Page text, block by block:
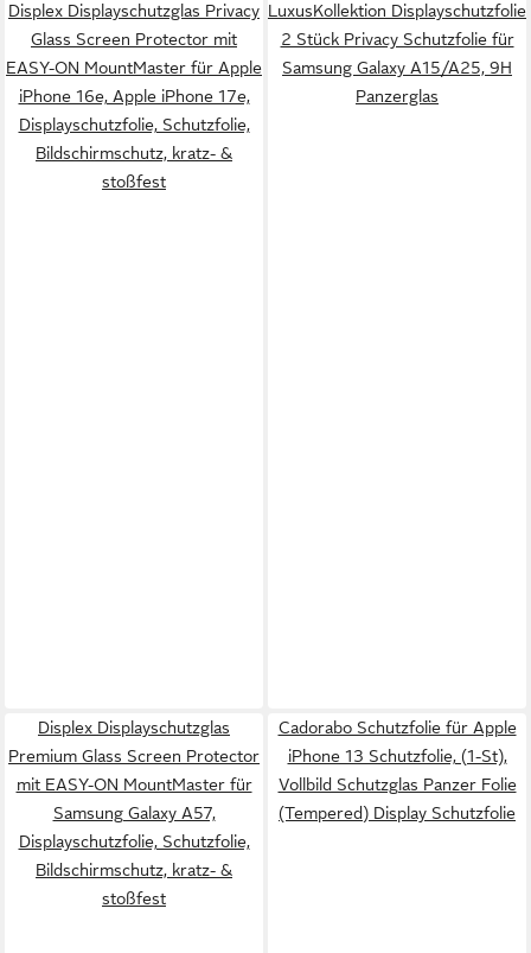
Displex Displayschutzglas Privacy
Glass Screen Protector mit
EASY-ON MountMaster für Apple
iPhone 16e, Apple iPhone 17e,
Displayschutzfolie, Schutzfolie,
Bildschirmschutz, kratz- &
stoßfest
LuxusKollektion Displayschutzfolie
2 Stück Privacy Schutzfolie für
Samsung Galaxy A15/A25, 9H
Panzerglas
Displex Displayschutzglas
Premium Glass Screen Protector
mit EASY-ON MountMaster für
Samsung Galaxy A57,
Displayschutzfolie, Schutzfolie,
Bildschirmschutz, kratz- &
stoßfest
Cadorabo Schutzfolie für Apple
iPhone 13 Schutzfolie, (1-St),
Vollbild Schutzglas Panzer Folie
(Tempered) Display Schutzfolie